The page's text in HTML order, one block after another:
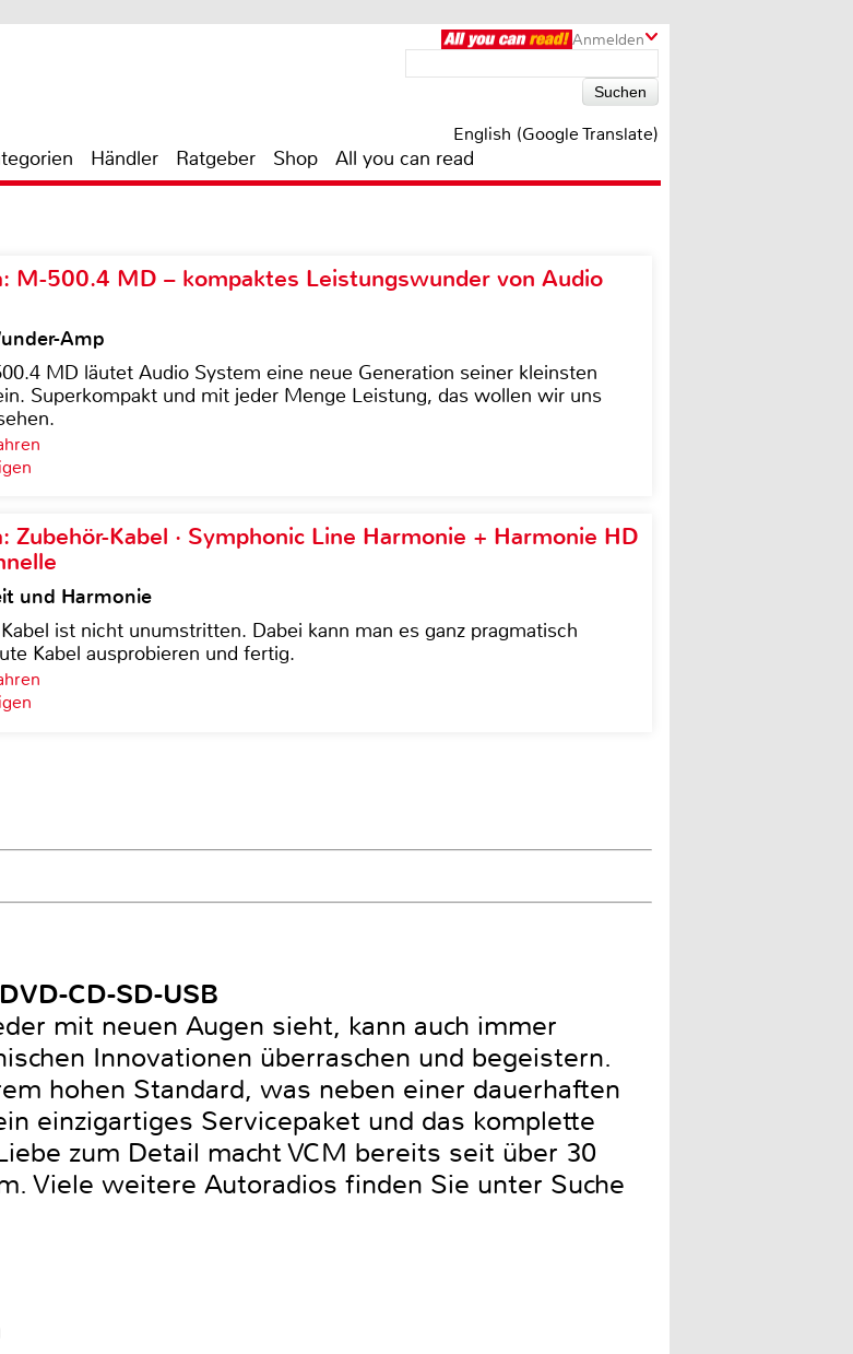
Anmelden
English (Google Translate)
Händler Ratgeber Shop All you can read
M-500.4 MD – kompaktes Leistungswunder von Audio
Amp
MD läutet Audio System eine neue Generation seiner kleinsten
Superkompakt und mit jeder Menge Leistung, das wollen wir uns
Zubehör-Kabel · Symphonic Line Harmonie + Harmonie HD
und Harmonie
ist nicht unumstritten. Dabei kann man es ganz pragmatisch
Kabel ausprobieren und fertig.
CD-SD-USB
mit neuen Augen sieht, kann auch immer
Innovationen überraschen und begeistern.
hohen Standard, was neben einer dauerhaften
einzigartiges Servicepaket und das komplette
zum Detail macht VCM bereits seit über 30
Viele weitere Autoradios finden Sie unter Suche